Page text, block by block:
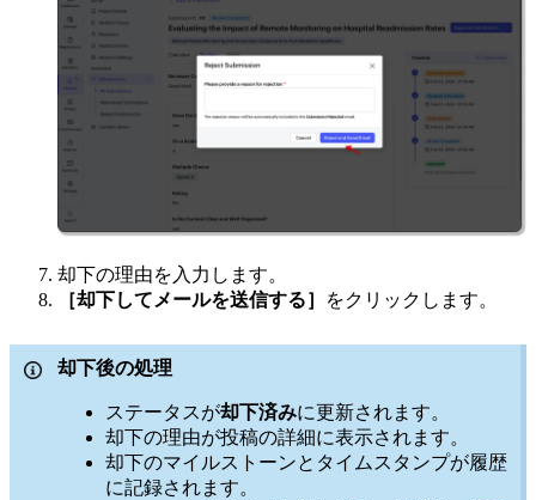
却下の理由を入力します。
［却下してメールを送信する］
をクリックします。
却下後の処理
ステータスが却下済みに更新されます。
却下の理由が投稿の詳細に表示されます。
却下のマイルストーンとタイムスタンプが履歴
に記録されます。